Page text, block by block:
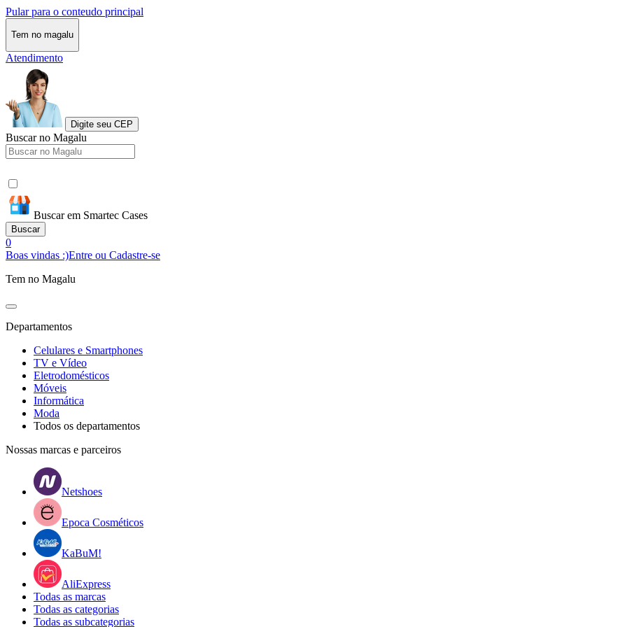
Pular para o conteudo principal
Tem no magalu
Atendimento
Digite seu CEP
Buscar no Magalu
Buscar em Smartec Cases
Buscar
0
Boas vindas :)Entre ou Cadastre-se
Tem no Magalu
Departamentos
Celulares e Smartphones
TV e Vídeo
Eletrodomésticos
Móveis
Informática
Moda
Todos os departamentos
Nossas marcas e parceiros
Netshoes
Epoca Cosméticos
KaBuM!
AliExpress
Todas as marcas
Todas as categorias
Todas as subcategorias